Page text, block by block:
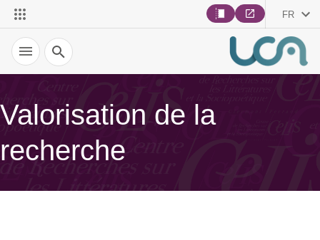
FR
Recherche
Valorisation de la
recherche